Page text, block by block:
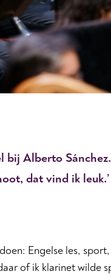
bij Alberto Sánchez.
dat vind ik leuk.’
Engelse les,
of ik klarinet wilde